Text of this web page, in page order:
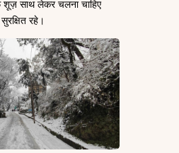
साथ लेकर चलना चाहिए
रहे।